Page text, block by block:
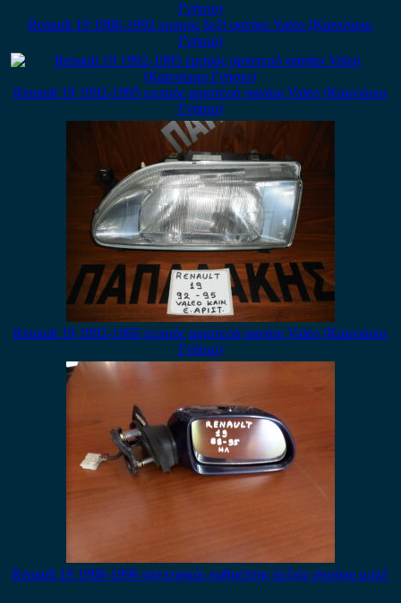
Renault 19 1986-1992 εμπρός δεξί φανάρι Valeo (Καινούριο
Γνήσιο)
Renault 19 1992-1995 εμπρός αριστερό φανάρι Valeo (Καινούριο
Γνήσιο)
Renault 19 1992-1995 εμπρός αριστερό φανάρι Valeo (Καινούριο
Γνήσιο)
Renault 19 1988-1996 ηλεκτρικός καθρέπτης δεξιός σκούρο μπλέ